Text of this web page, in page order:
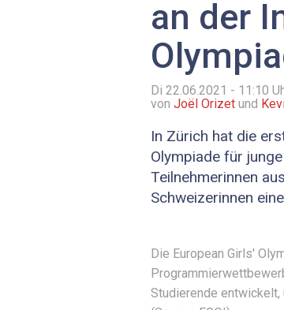
an der
Di 22.06.2021 - 11:10
von Joël Orizet und
In Zürich hat die
Olympiade für
Teilnehmerinnen
Schweizerinnen
Die European Girls'
Studierende entwickelt,